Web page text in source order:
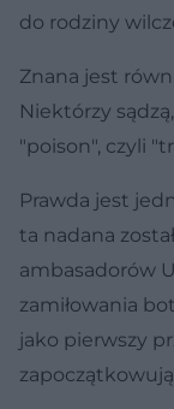
do rodziny
Znana jest
Niektórzy
"poison", czyli
Prawda jest
ta nadana
ambasadorów
zamiłowania
jako pierwszy